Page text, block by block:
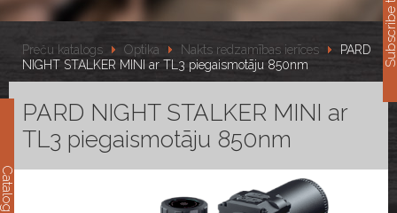
Catalog
Preču katalogs Optika Nakts redzamības ierīces
PARD
NIGHT STALKER MINI ar TL3 piegaismotāju 850nm
PARD NIGHT STALKER MINI ar
TL3 piegaismotāju 850nm